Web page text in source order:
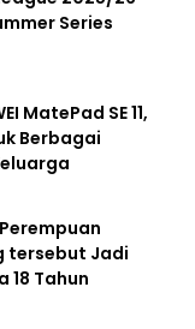
Series
MatePad SE 11,
Berbagai
tersebut Jadi
18 Tahun